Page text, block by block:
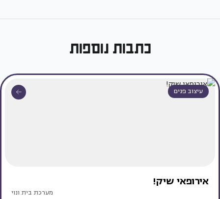
כתבות נוספות
עיצוב פנים
אירופאי שיק!
מערכת בית ונוי